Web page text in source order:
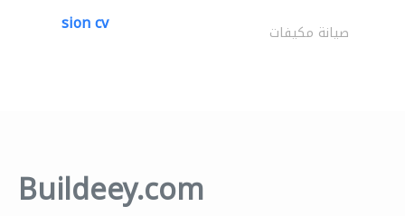
sion cv صيانة مكيفات
Buildeey.com